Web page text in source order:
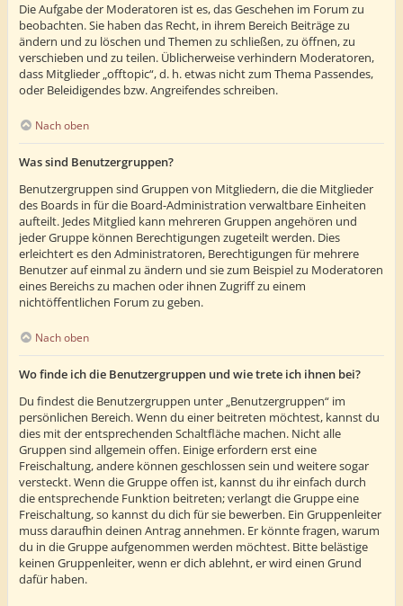
Die Aufgabe der Moderatoren ist es, das Geschehen im Forum zu
beobachten. Sie haben das Recht, in ihrem Bereich Beiträge zu
ändern und zu löschen und Themen zu schließen, zu öffnen, zu
verschieben und zu teilen. Üblicherweise verhindern Moderatoren,
dass Mitglieder „offtopic“, d. h. etwas nicht zum Thema Passendes,
oder Beleidigendes bzw. Angreifendes schreiben.
Nach oben
Was sind Benutzergruppen?
Benutzergruppen sind Gruppen von Mitgliedern, die die Mitglieder
des Boards in für die Board-Administration verwaltbare Einheiten
aufteilt. Jedes Mitglied kann mehreren Gruppen angehören und
jeder Gruppe können Berechtigungen zugeteilt werden. Dies
erleichtert es den Administratoren, Berechtigungen für mehrere
Benutzer auf einmal zu ändern und sie zum Beispiel zu Moderatoren
eines Bereichs zu machen oder ihnen Zugriff zu einem
nichtöffentlichen Forum zu geben.
Nach oben
Wo finde ich die Benutzergruppen und wie trete ich ihnen bei?
Du findest die Benutzergruppen unter „Benutzergruppen“ im
persönlichen Bereich. Wenn du einer beitreten möchtest, kannst du
dies mit der entsprechenden Schaltfläche machen. Nicht alle
Gruppen sind allgemein offen. Einige erfordern erst eine
Freischaltung, andere können geschlossen sein und weitere sogar
versteckt. Wenn die Gruppe offen ist, kannst du ihr einfach durch
die entsprechende Funktion beitreten; verlangt die Gruppe eine
Freischaltung, so kannst du dich für sie bewerben. Ein Gruppenleiter
muss daraufhin deinen Antrag annehmen. Er könnte fragen, warum
du in die Gruppe aufgenommen werden möchtest. Bitte belästige
keinen Gruppenleiter, wenn er dich ablehnt, er wird einen Grund
dafür haben.